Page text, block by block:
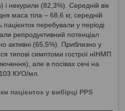
і некурили (82,3%). Середній вік
маса тіла – 68,6 кг, середній
пацієнток перебували у періоді
репродуктивний потенціал
активні (65,5%). Приблизно у
типові симптоми гострої нІНМП
але в посівах сечі на
КУО/мл.
пацієнток у вибірці PPS